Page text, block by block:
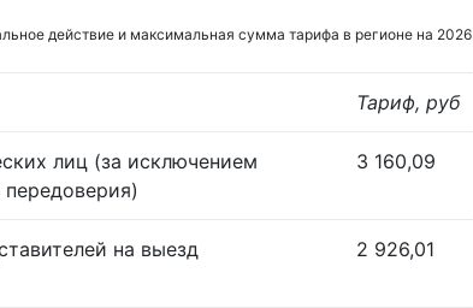
действие и максимальная сумма тарифа в регионе на 2026
Тариф, руб
лиц (за исключением
3 160,09
на выезд
2 926,01